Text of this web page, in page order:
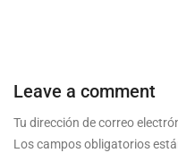
Leave a comment
Tu dirección de correo
Los campos obligatorios